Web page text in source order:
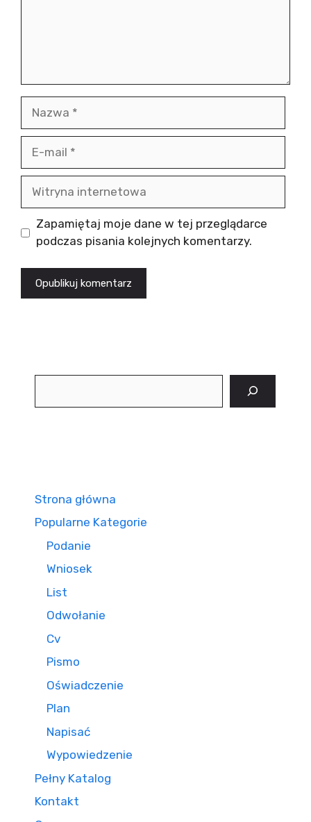
internetowa
Zapamiętaj moje dane w tej przeglądarce
podczas pisania kolejnych komentarzy.
Strona główna
Popularne Kategorie
Podanie
Wniosek
List
Odwołanie
Cv
Pismo
Oświadczenie
Plan
Napisać
Wypowiedzenie
Pełny Katalog
Kontakt